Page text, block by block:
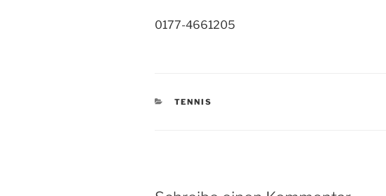
0177-4661205
KATEGORIEN
TENNIS